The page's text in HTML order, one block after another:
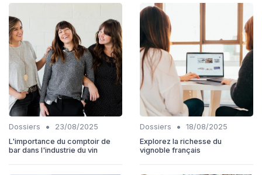
Dossiers •
23/08/2025
L'importance du comptoir de
bar dans l'industrie du vin
Dossiers •
18/08/2025
Explorez la richesse du
vignoble français